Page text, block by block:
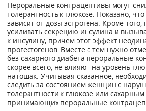
Пероральные контрацептивы могут
толерантность к глюкозе. Показано,
зависит от дозы эстрогена. Кроме того,
усиливать секрецию инсулина и
к инсулину, причем этот эффект
прогестогенов. Вместе с тем нужно
без сахарного диабета пероральные
скорее всего, не влияют на уровень
натощак. Учитывая сказанное,
следить за состоянием женщин с
толерантности к глюкозе или
принимающих пероральные